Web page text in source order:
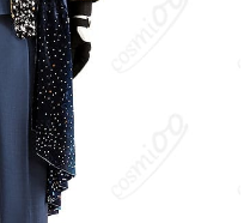
す、収納ケースに入れる、
白不可
ステージ！ feat. 初音ミ
！』の人気キャラクターを